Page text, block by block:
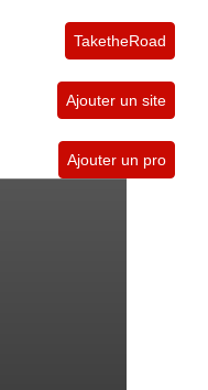
TaketheRoad
Ajouter un site
Ajouter un pro